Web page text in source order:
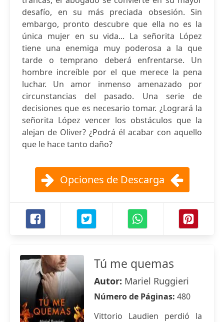
desafío, en su más preciada obsesión. Sin
embargo, pronto descubre que ella no es la
única mujer en su vida... La señorita López
tiene una enemiga muy poderosa a la que
tarde o temprano deberá enfrentarse. Un
hombre increíble por el que merece la pena
luchar. Un amor inmenso amenazado por
circunstancias del pasado. Una serie de
decisiones que es necesario tomar. ¿Logrará la
señorita López vencer los obstáculos que la
alejan de Oliver? ¿Podrá él acabar con aquello
que le hace tanto daño?
Opciones de Descarga
Tú me quemas
Autor: Mariel Ruggieri
Número de Páginas: 480
Vittorio Laudien perdió la